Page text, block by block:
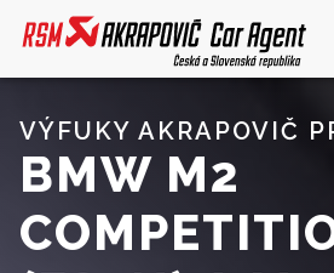
VÝFUKY AKRAPOVIČ
BMW M2